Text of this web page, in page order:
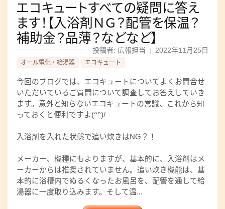
エコキュートすべての疑問に答え
ます！【入浴剤ＮＧ？配管を保温？
補助金？品薄？などなど】
投稿者: 広報担当 | 2022年11月25日
オール電化・給湯器 エコキュート
今回のブログでは、エコキュートについてよくお問合せ
いただいているご質問について調査してお答えしていき
ます。意外と知らないエコキュートの常識、これから知
っておくと便利ですよ(^^)/
入浴剤を入れた状態で追い炊きはNG？！
メーカー、機種にもよりますが、基本的に、入浴剤はメ
ーカーからは推奨されていません。追い炊き機能は、基
本的に浴槽内でぬるくなったお風呂を、配管を通して給
湯器に一度取り込みます。そして温...